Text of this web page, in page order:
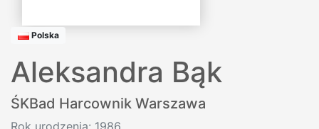
Polska
Aleksandra Bąk
ŚKBad Harcownik Warszawa